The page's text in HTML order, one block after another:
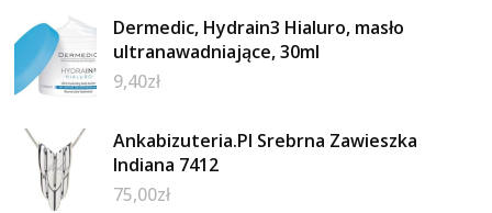
Dermedic, Hydrain3 Hialuro, masło
ultranawadniające, 30ml
9,40zł
Ankabizuteria.Pl Srebrna Zawieszka
Indiana 7412
75,00zł